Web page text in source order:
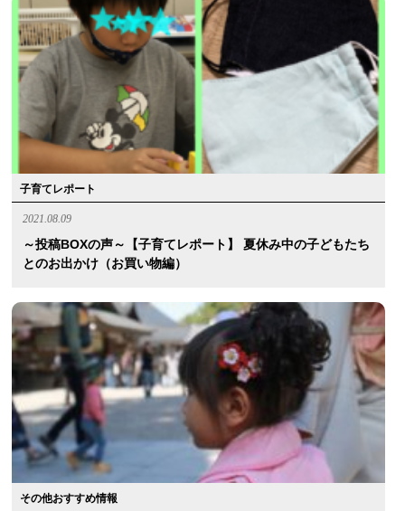
子育てレポート
2021.08.09
～投稿BOXの声～【子育てレポート】 夏休み中の子どもたち
とのお出かけ（お買い物編）
その他おすすめ情報